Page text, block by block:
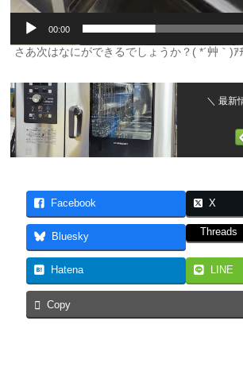
00:00
さあ次はなにができるでしょうか？( *´艸｀)ｱ
＼ 最新
Facebook X
Bluesky Threads
Hatena LINE
Copy